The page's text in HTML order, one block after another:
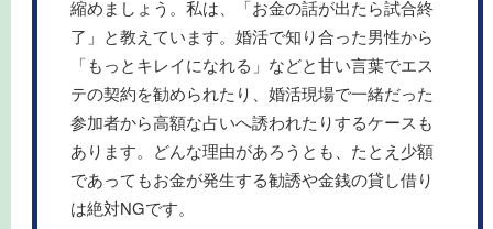
縮めましょう。私は、「お金の話が出たら試合終
了」と教えています。婚活で知り合った男性から
「もっとキレイになれる」などと甘い言葉でエス
テの契約を勧められたり、婚活現場で一緒だった
参加者から高額な占いへ誘われたりするケースも
あります。どんな理由があろうとも、たとえ少額
であってもお金が発生する勧誘や金銭の貸し借り
は絶対NGです。